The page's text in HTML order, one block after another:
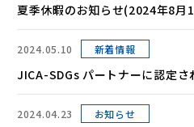
夏季休暇のお知らせ(2024年8月
2024.05.10 新着情報
JICA-SDGs パートナーに認定さ
2024.04.23 お知らせ